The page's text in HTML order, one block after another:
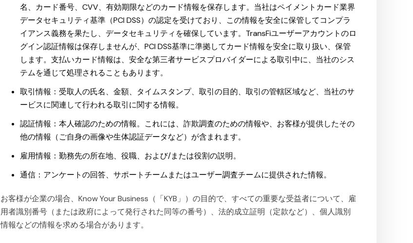
名、カード番号、CVV、有効期限などのカード情報を保存します。当社はペイメントカード業界
データセキュリティ基準（PCI DSS）の認定を受けており、この情報を安全に保管してコンプラ
イアンス義務を果たし、データセキュリティを確保しています。TransFiユーザーアカウントのロ
グイン認証情報は保存しませんが、PCI DSS基準に準拠してカード情報を安全に取り扱い、保管
します。支払いカード情報は、安全な第三者サービスプロバイダーによる取引中に、当社のシス
テムを通じて処理されることもあります。
取引情報：受取人の氏名、金額、タイムスタンプ、取引の目的、取引の管轄区域など、当社のサ
ービスに関連して行われる取引に関する情報。
認証情報：本人確認のための情報。これには、詐欺調査のための情報や、お客様が提供したその
他の情報（ご自身の画像や生体認証データなど）が含まれます。
雇用情報：勤務先の所在地、役職、および/または役割の説明。
通信：アンケートの回答、サポートチームまたはユーザー調査チームに提供された情報。
お客様が企業の場合、Know Your Business（「KYB」）の目的で、すべての重要な受益者について、雇
用者識別番号（または政府によって発行された同等の番号）、法的成立証明（定款など）、個人識別
情報などの情報を求める場合があります。